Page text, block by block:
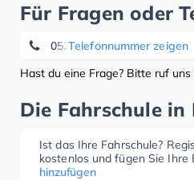
Für Fragen oder
Telefonnummer zeigen
05241 - 29096
Hast du eine Frage? Bitte ruf uns
Die Fahrschule in
Ist das Ihre Fahrschule?
kostenlos und fügen Sie Ihre
hinzufügen